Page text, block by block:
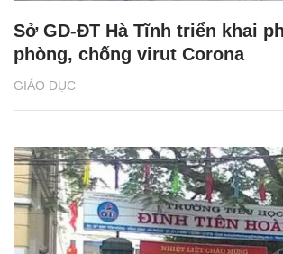
GIÁO DỤC
Sở GD-ĐT Hà Tĩnh triển khai
phòng, chống virut Corona